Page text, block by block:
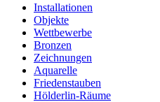
Installationen
Objekte
Wettbewerbe
Bronzen
Zeichnungen
Aquarelle
Friedenstauben
Hölderlin-Räume